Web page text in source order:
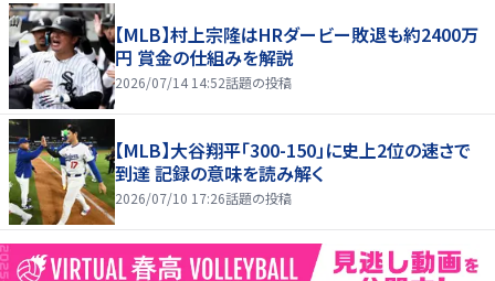
【MLB】村上宗隆はHRダービー敗退も約2400万
円 賞金の仕組みを解説
2026/07/14 14:52話題の投稿
【MLB】大谷翔平「300-150」に史上2位の速さで
到達 記録の意味を読み解く
2026/07/10 17:26話題の投稿